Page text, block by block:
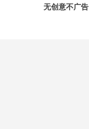
无创意不广告